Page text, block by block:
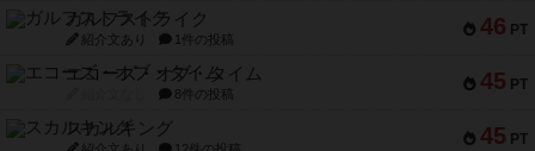
46 PT
ガルフストライク
紹介文あり 1件の投稿
45 PT
エコーズ・オブ・タイム
8件の投稿
45 PT
スカルキング